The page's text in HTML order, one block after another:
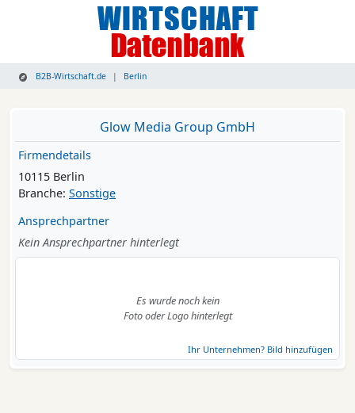
B2B-Wirtschaft.de Berlin
Glow Media Group GmbH
Firmendetails
10115 Berlin
Branche: Sonstige
Ansprechpartner
Kein Ansprechpartner hinterlegt
Es wurde noch kein
Foto oder Logo hinterlegt
Ihr Unternehmen? Bild hinzufügen